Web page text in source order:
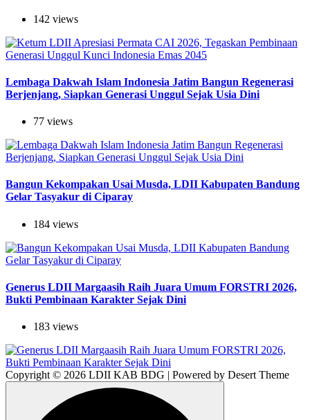
142 views
Lembaga Dakwah Islam Indonesia Jatim Bangun Regenerasi
Berjenjang, Siapkan Generasi Unggul Sejak Usia Dini
77 views
Bangun Kekompakan Usai Musda, LDII Kabupaten Bandung
Gelar Tasyakur di Ciparay
184 views
Generus LDII Margaasih Raih Juara Umum FORSTRI 2026,
Bukti Pembinaan Karakter Sejak Dini
183 views
Copyright © 2026 LDII KAB BDG | Powered by Desert Theme